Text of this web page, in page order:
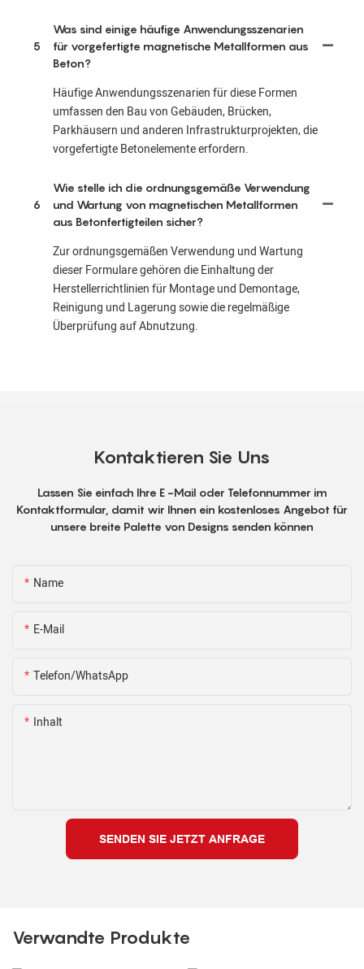
5
Was sind einige häufige Anwendungsszenarien
für vorgefertigte magnetische Metallformen aus
Beton?
Häufige Anwendungsszenarien für diese Formen
umfassen den Bau von Gebäuden, Brücken,
Parkhäusern und anderen Infrastrukturprojekten, die
vorgefertigte Betonelemente erfordern.
6
Wie stelle ich die ordnungsgemäße Verwendung
und Wartung von magnetischen Metallformen
aus Betonfertigteilen sicher?
Zur ordnungsgemäßen Verwendung und Wartung
dieser Formulare gehören die Einhaltung der
Herstellerrichtlinien für Montage und Demontage,
Reinigung und Lagerung sowie die regelmäßige
Überprüfung auf Abnutzung.
Kontaktieren Sie Uns
Lassen Sie einfach Ihre E -Mail oder Telefonnummer im
Kontaktformular, damit wir Ihnen ein kostenloses Angebot für
unsere breite Palette von Designs senden können
Name
E-Mail
Telefon/WhatsApp
Inhalt
SENDEN SIE JETZT ANFRAGE
Verwandte Produkte